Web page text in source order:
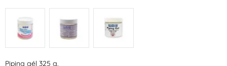
Piping gél 325 g.